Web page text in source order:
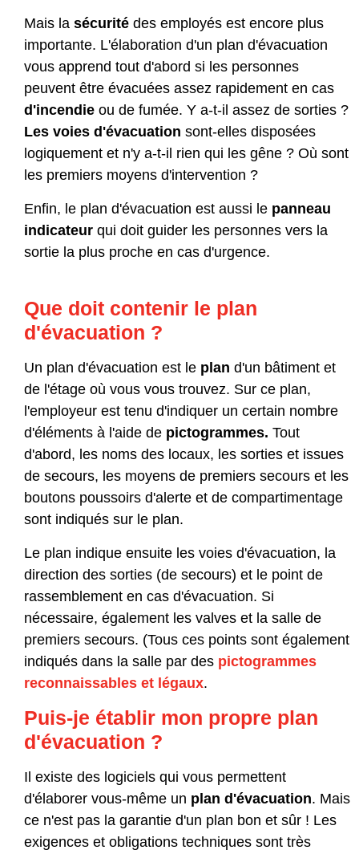
Mais la sécurité des employés est encore plus
importante. L'élaboration d'un plan d'évacuation
vous apprend tout d'abord si les personnes
peuvent être évacuées assez rapidement en cas
d'incendie ou de fumée. Y a-t-il assez de sorties ?
Les voies d'évacuation sont-elles disposées
logiquement et n'y a-t-il rien qui les gêne ? Où sont
les premiers moyens d'intervention ?
Enfin, le plan d'évacuation est aussi le panneau
indicateur qui doit guider les personnes vers la
sortie la plus proche en cas d'urgence.
Que doit contenir le plan
d'évacuation ?
Un plan d'évacuation est le plan d'un bâtiment et
de l'étage où vous vous trouvez. Sur ce plan,
l'employeur est tenu d'indiquer un certain nombre
d'éléments à l'aide de pictogrammes. Tout
d'abord, les noms des locaux, les sorties et issues
de secours, les moyens de premiers secours et les
boutons poussoirs d'alerte et de compartimentage
sont indiqués sur le plan.
Le plan indique ensuite les voies d'évacuation, la
direction des sorties (de secours) et le point de
rassemblement en cas d'évacuation. Si
nécessaire, également les valves et la salle de
premiers secours. (Tous ces points sont également
indiqués dans la salle par des pictogrammes
reconnaissables et légaux.
Puis-je établir mon propre plan
d'évacuation ?
Il existe des logiciels qui vous permettent
d'élaborer vous-même un plan d'évacuation. Mais
ce n'est pas la garantie d'un plan bon et sûr ! Les
exigences et obligations techniques sont très